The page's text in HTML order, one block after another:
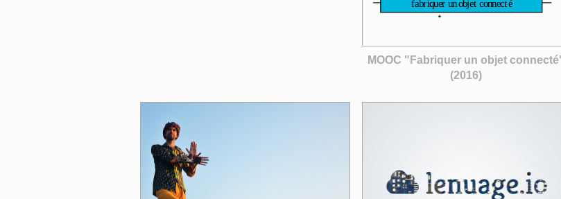
MOOC "Fabriquer un objet
(2016)